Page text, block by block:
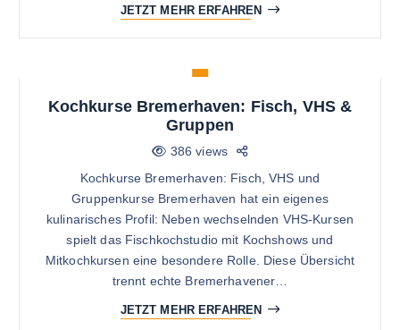
JETZT MEHR ERFAHREN
Kochkurse Bremerhaven: Fisch, VHS &
Gruppen
386 views
Kochkurse Bremerhaven: Fisch, VHS und
Gruppenkurse Bremerhaven hat ein eigenes
kulinarisches Profil: Neben wechselnden VHS-Kursen
spielt das Fischkochstudio mit Kochshows und
Mitkochkursen eine besondere Rolle. Diese Übersicht
trennt echte Bremerhavener…
JETZT MEHR ERFAHREN